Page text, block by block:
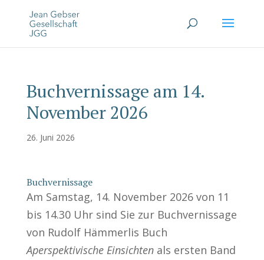
Buchvernissage am 14.
November 2026
26. Juni 2026
Buchvernissage
Am Samstag, 14. November 2026 von 11
bis 14.30 Uhr sind Sie zur Buchvernissage
von Rudolf Hämmerlis Buch
Aperspektivische Einsichten als ersten Band